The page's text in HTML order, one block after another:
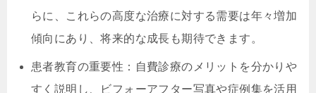
らに、これらの高度な治療に対する需要は年々増加
傾向にあり、将来的な成長も期待できます。
患者教育の重要性：自費診療のメリットを分かりや
すく説明し、ビフォーアフター写真や症例集を活用